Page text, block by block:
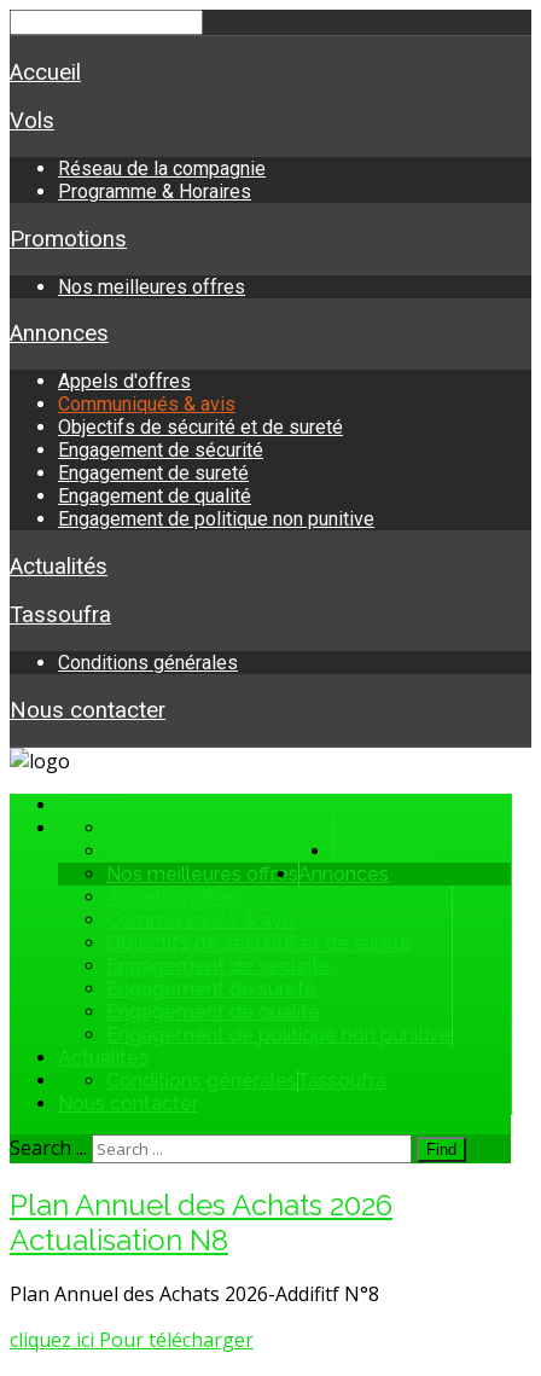
Accueil
Vols
Réseau de la compagnie
Programme & Horaires
Promotions
Nos meilleures offres
Annonces
Appels d'offres
Communiqués & avis
Objectifs de sécurité et de sureté
Engagement de sécurité
Engagement de sureté
Engagement de qualité
Engagement de politique non punitive
Actualités
Tassoufra
Conditions générales
Nous contacter
Programme & Horaires
Nos meilleures offresAnnonces
Search ... Find
Plan Annuel des Achats 2026
Actualisation N8
Plan Annuel des Achats 2026-Addifitf N°8
cliquez ici Pour télécharger